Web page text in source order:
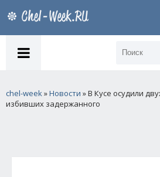
chel-week»Новости » В Кусе осудили
избивших задержанного